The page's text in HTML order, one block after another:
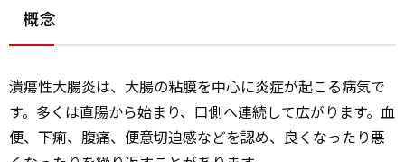
概念
潰瘍性大腸炎は、大腸の粘膜を中心に炎症が起こる病気で
す。多くは直腸から始まり、口側へ連続して広がります。血
便、下痢、腹痛、便意切迫感などを認め、良くなったり悪